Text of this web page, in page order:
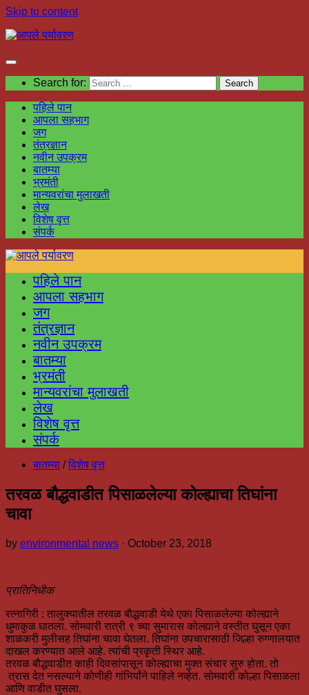
Skip to content
Search for:
पहिले पान
आपला सहभाग
जग
तंत्रज्ञान
नवीन उपक्रम
बातम्या
भ्रमंती
मान्यवरांचा मुलाखती
लेख
विशेष वृत्त
संपर्क
पहिले पान
आपला सहभाग
जग
तंत्रज्ञान
नवीन उपक्रम
बातम्या
भ्रमंती
मान्यवरांचा मुलाखती
लेख
विशेष वृत्त
संपर्क
बातम्या / विशेष वृत्त
तरवळ बौद्धवाडीत पिसाळलेल्या कोल्ह्याचा तिघांना
चावा
by environmental news · October 23, 2018
प्रातिनिधीक
रत्नागिरी : तालुक्यातील तरवळ बौद्धवाडी येथे एका पिसाळलेल्या कोल्ह्याने
धुमाकुळ घातला. सोमवारी रात्री ९ च्या सुमारास कोल्ह्याने वस्तीत घुसून एका
शाळकरी मुलीसह तिघांना चावा घेतला. तिघांना उपचारासाठी जिल्हा रुग्णालयात
दाखल करण्यात आले आहे. त्यांची प्रकृती स्थिर आहे.
तरवळ बौद्धवाडीत काही दिवसांपासून कोल्ह्याचा मुक्त संचार सुरु होता. तो
त्रास देत नसल्याने कोणीही गांभिर्यांने पाहिले नव्हेत. सोमवारी कोल्हा पिसाळला
आणि वाडीत घुसला.